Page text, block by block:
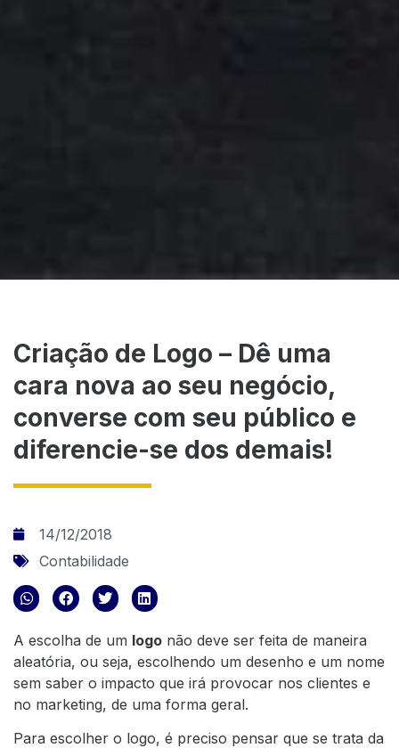
Criação de Logo – Dê uma
cara nova ao seu negócio,
converse com seu público e
diferencie-se dos demais!
14/12/2018
Contabilidade
A escolha de um logo não deve ser feita de maneira
aleatória, ou seja, escolhendo um desenho e um nome
sem saber o impacto que irá provocar nos clientes e
no marketing, de uma forma geral.
Para escolher o logo, é preciso pensar que se trata da